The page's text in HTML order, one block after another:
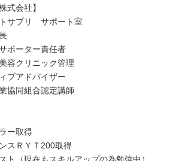
式会社】
トサプリ サポート室
ポーター責任者
容クリニック管理
ブアドバイザー
協同組合認定講師
ー取得
スＲＹＴ200取得